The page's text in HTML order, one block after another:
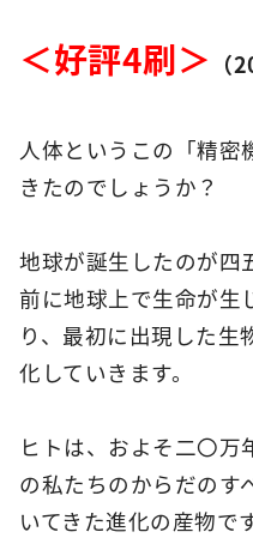
＜好評4刷＞ （
人体というこの「精密
きたのでしょうか？
地球が誕生したのが四
前に地球上で生命が生
り、最初に出現した生
化していきます。
ヒトは、およそ二〇
の私たちのからだのす
いてきた進化の産物で